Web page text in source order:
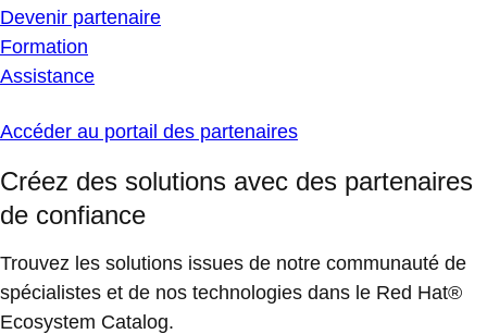
Devenir partenaire
Formation
Assistance
Accéder au portail des partenaires
Créez des solutions avec des partenaires
de confiance
Trouvez les solutions issues de notre communauté de
spécialistes et de nos technologies dans le Red Hat®
Ecosystem Catalog.